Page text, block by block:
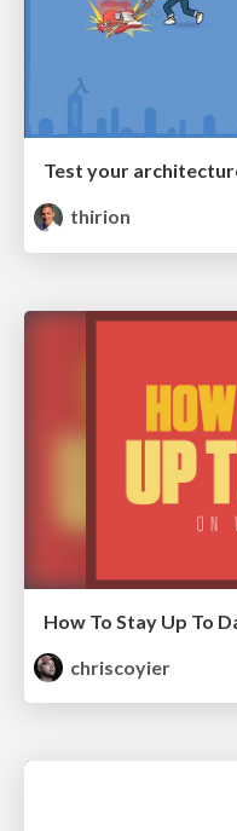
Test your
thirion
How To Stay Up To
chriscoyier